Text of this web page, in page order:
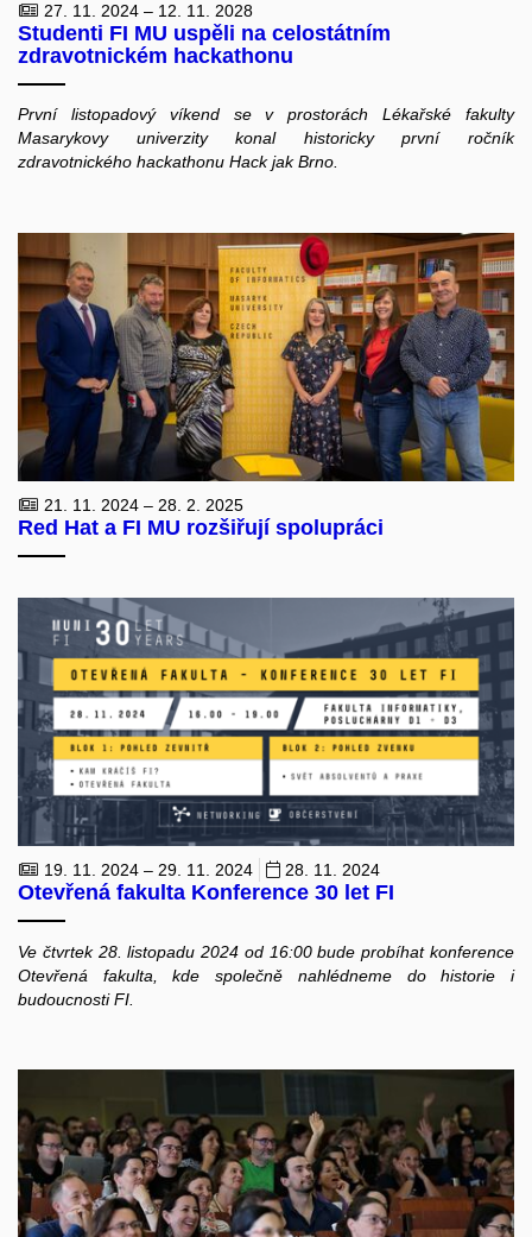
27. 11. 2024 – 12. 11. 2028
Studenti FI MU uspěli na celostátním
zdravotnickém hackathonu
První listopadový víkend se v prostorách Lékařské fakulty
Masarykovy univerzity konal historicky první ročník
zdravotnického hackathonu Hack jak Brno.
21. 11. 2024 – 28. 2. 2025
Red Hat a FI MU rozšiřují spolupráci
19. 11. 2024 – 29. 11. 2024 28. 11. 2024
Otevřená fakulta Konference 30 let FI
Ve čtvrtek 28. listopadu 2024 od 16:00 bude probíhat konference
Otevřená fakulta, kde společně nahlédneme do historie i
budoucnosti FI.